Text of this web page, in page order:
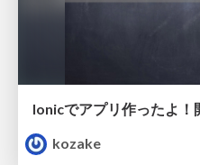
Ionicでアプリ作ったよ！
kozake